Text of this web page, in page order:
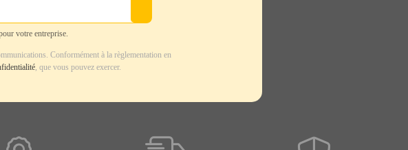
votre entreprise.
Conformément à la règlementation en
, que vous pouvez exercer.